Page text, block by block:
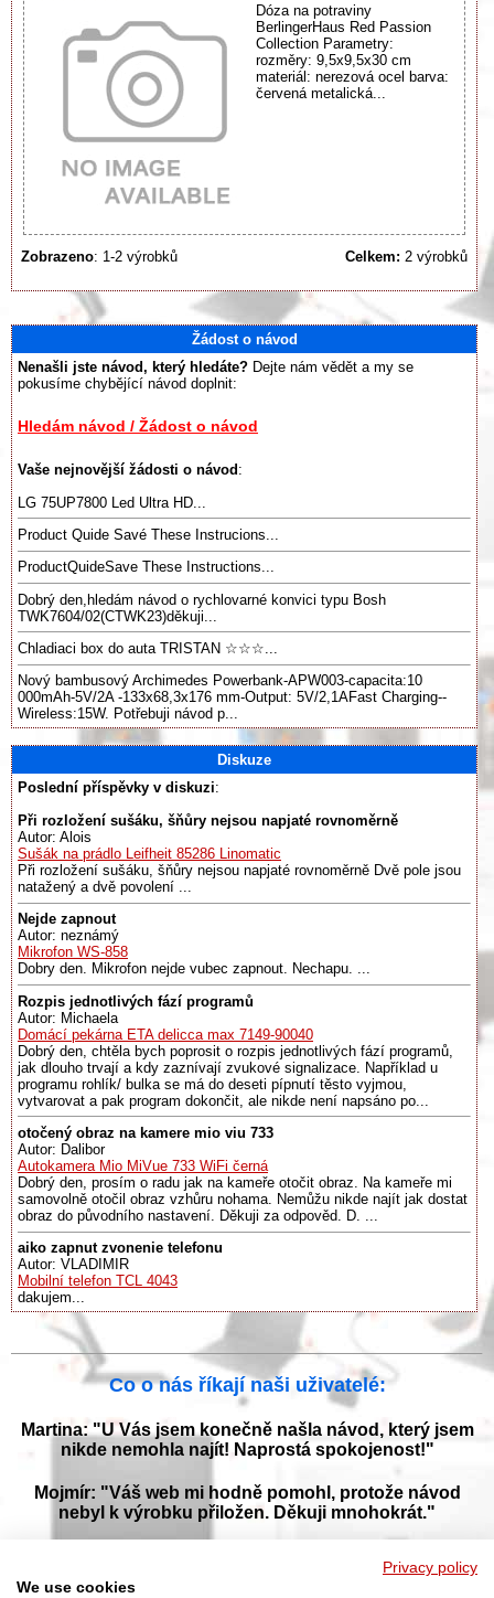
Dóza na potraviny
BerlingerHaus Red Passion
Collection Parametry:
rozměry: 9,5x9,5x30 cm
materiál: nerezová ocel barva:
červená metalická...
Zobrazeno: 1-2 výrobků Celkem: 2 výrobků
Žádost o návod
Nenašli jste návod, který hledáte? Dejte nám vědět a my se
pokusíme chybějící návod doplnit:
Hledám návod / Žádost o návod
Vaše nejnovější žádosti o návod :
LG 75UP7800 Led Ultra HD...
Product Quide Savé These Instrucions...
ProductQuideSave These Instructions...
Dobrý den,hledám návod o rychlovarné konvici typu Bosh
TWK7604/02(CTWK23)děkuji...
Chladiaci box do auta TRISTAN ☆☆☆...
Nový bambusový Archimedes Powerbank-APW003-capacita:10
000mAh-5V/2A -133x68,3x176 mm-Output: 5V/2,1AFast Charging--
Wireless:15W. Potřebuji návod p...
Diskuze
Poslední příspěvky v diskuzi:
Při rozložení sušáku, šňůry nejsou napjaté rovnoměrně
Autor: Alois
Sušák na prádlo Leifheit 85286 Linomatic
Při rozložení sušáku, šňůry nejsou napjaté rovnoměrně Dvě pole jsou
natažený a dvě povolení ...
Nejde zapnout
Autor: neznámý
Mikrofon WS-858
Dobry den. Mikrofon nejde vubec zapnout. Nechapu. ...
Rozpis jednotlivých fází programů
Autor: Michaela
Domácí pekárna ETA delicca max 7149-90040
Dobrý den, chtěla bych poprosit o rozpis jednotlivých fází programů,
jak dlouho trvají a kdy zaznívají zvukové signalizace. Například u
programu rohlík/ bulka se má do deseti pípnutí těsto vyjmou,
vytvarovat a pak program dokončit, ale nikde není napsáno po...
otočený obraz na kamere mio viu 733
Autor: Dalibor
Autokamera Mio MiVue 733 WiFi černá
Dobrý den, prosím o radu jak na kameře otočit obraz. Na kameře mi
samovolně otočil obraz vzhůru nohama. Nemůžu nikde najít jak dostat
obraz do původního nastavení. Děkuji za odpověd. D. ...
aiko zapnut zvonenie telefonu
Autor: VLADIMIR
Mobilní telefon TCL 4043
dakujem...
Co o nás říkají naši uživatelé:
Martina: "U Vás jsem konečně našla návod, který jsem
nikde nemohla najít! Naprostá spokojenost!"
Mojmír: "Váš web mi hodně pomohl, protože návod
nebyl k výrobku přiložen. Děkuji mnohokrát."
Privacy policy
We use cookies